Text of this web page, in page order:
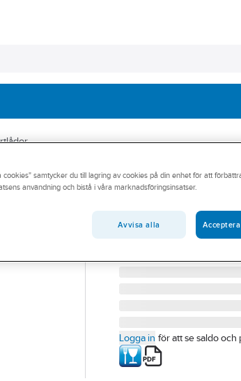
SCHOELLER ALLIBERT
Förrådsback
FÖRRÅDSBACK ARCA
Artikelnummer:
266860
9074005C60
Logga in för att se saldo och
samtycker du till lagring av cookies på din enhet för att
användning och bistå i våra marknadsföringsinsatser.
Avvisa alla